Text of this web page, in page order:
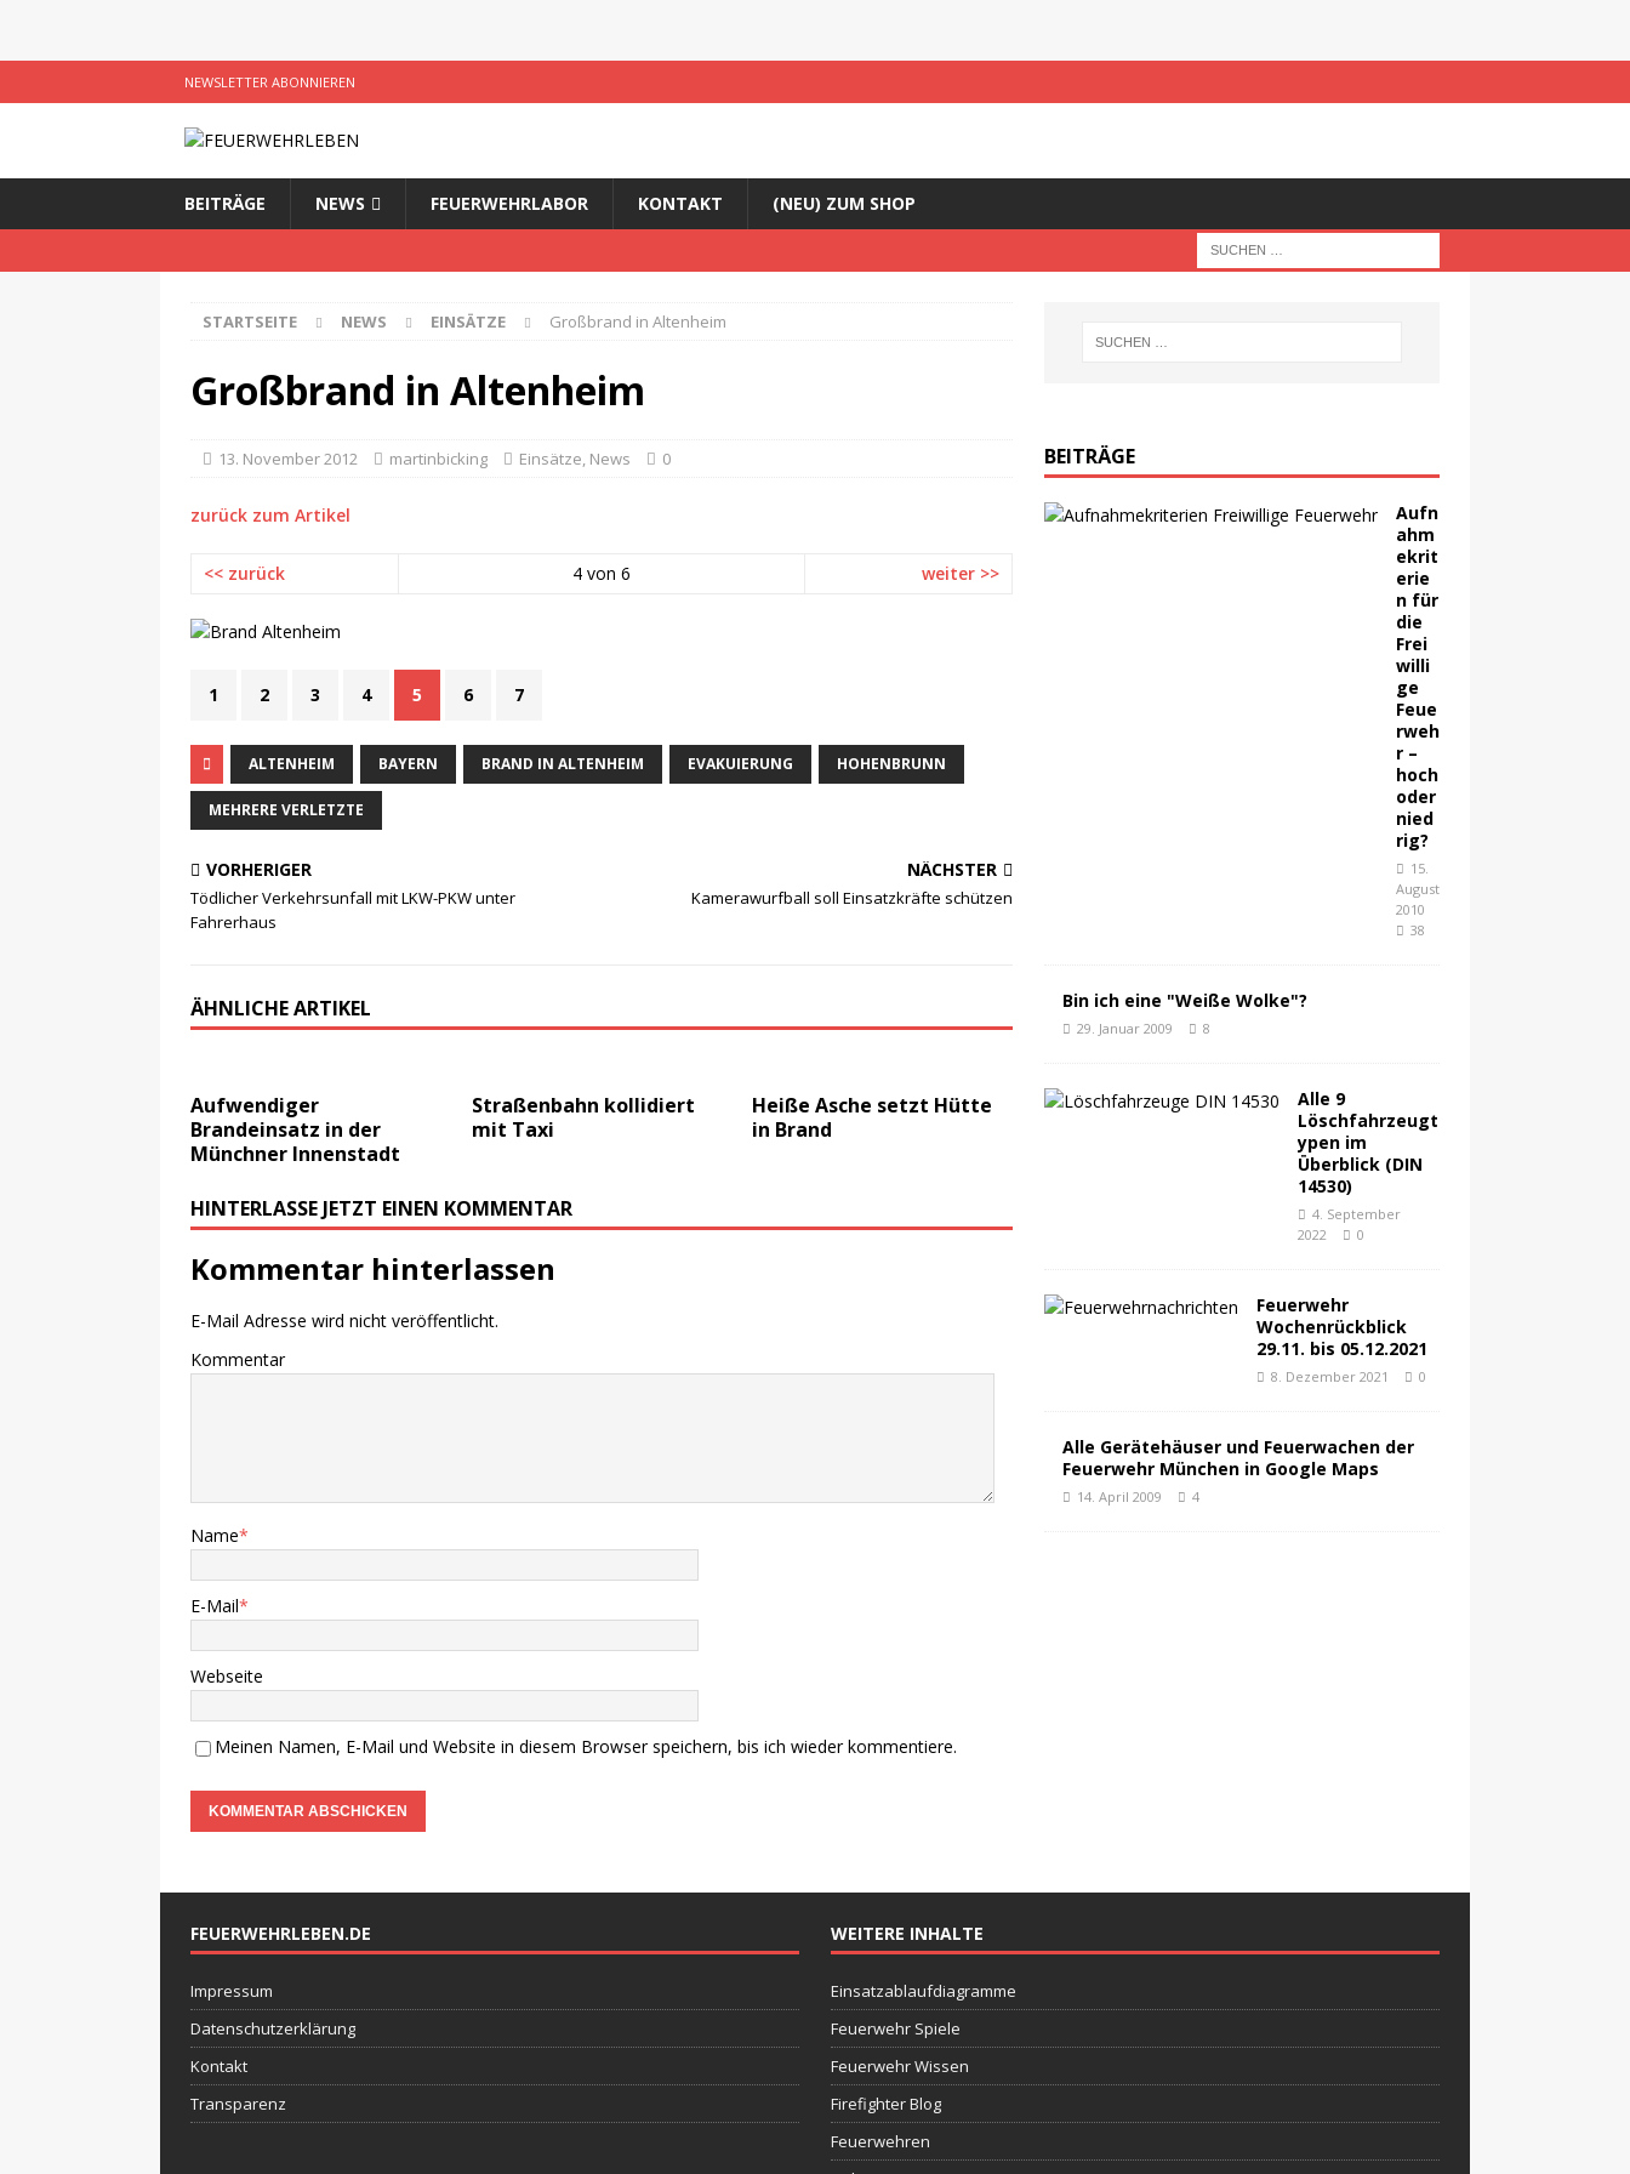
NEWSLETTER ABONNIEREN
BEITRÄGE NEWS FEUERWEHRLABOR KONTAKT (NEU) ZUM SHOP
STARTSEITE NEWS EINSÄTZE Großbrand in Altenheim
Großbrand in Altenheim
13. November 2012 martinbicking Einsätze, News 0
zurück zum Artikel
<< zurück 4 von 6 weiter >>
1 2 3 4 5 6 7
ALTENHEIM BAYERN BRAND IN ALTENHEIM EVAKUIERUNG HOHENBRUNN
MEHRERE VERLETZTE
VORHERIGER
Tödlicher Verkehrsunfall mit LKW-PKW unter
Fahrerhaus
NÄCHSTER
Kamerawurfball soll Einsatzkräfte schützen
ÄHNLICHE ARTIKEL
Aufwendiger
Brandeinsatz in der
Münchner Innenstadt
Straßenbahn kollidiert
mit Taxi
Heiße Asche setzt Hütte
in Brand
HINTERLASSE JETZT EINEN KOMMENTAR
Kommentar hinterlassen
E-Mail Adresse wird nicht veröffentlicht.
Kommentar
Name*
E-Mail*
Webseite
Meinen Namen, E-Mail und Website in diesem Browser speichern, bis ich wieder kommentiere.
BEITRÄGE
Aufn
ahm
ekrit
erie
n für
die
Frei
willi
ge
Feue
rweh
r –
hoch
oder
nied
rig?
15.
August
2010
38
Bin ich eine "Weiße Wolke"?
29. Januar 2009 8
Alle 9
Löschfahrzeugt
ypen im
Überblick (DIN
14530)
4. September
2022
0
Feuerwehr
Wochenrückblick
29.11. bis 05.12.2021
8. Dezember 2021 0
Alle Gerätehäuser und Feuerwachen der
Feuerwehr München in Google Maps
14. April 2009 4
FEUERWEHRLEBEN.DE
Impressum
Datenschutzerklärung
Kontakt
Transparenz
WEITERE INHALTE
Einsatzablaufdiagramme
Feuerwehr Spiele
Feuerwehr Wissen
Firefighter Blog
Feuerwehren